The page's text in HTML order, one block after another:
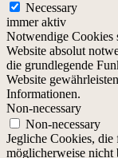
Necessary
immer aktiv
Notwendige Cookies
Website absolut
die grundlegende
Website
Informationen.
Non-necessary
Non-necessary
Jegliche Cookies, die
möglicherweise nicht